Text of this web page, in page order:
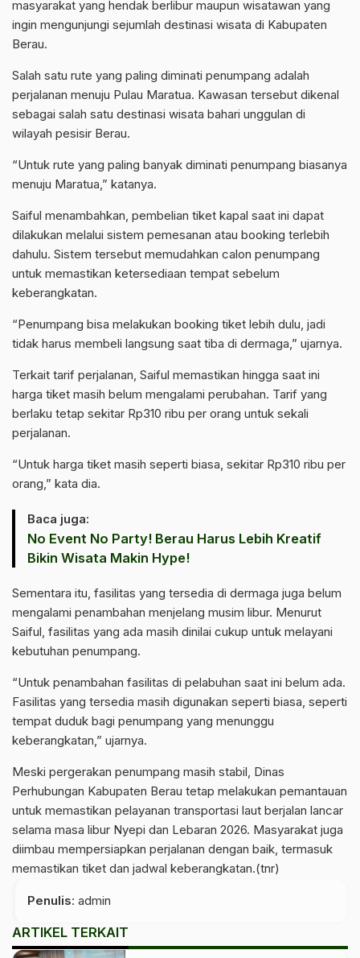
masyarakat yang hendak berlibur maupun wisatawan yang
ingin mengunjungi sejumlah destinasi wisata di Kabupaten
Berau.
Salah satu rute yang paling diminati penumpang adalah
perjalanan menuju Pulau Maratua. Kawasan tersebut dikenal
sebagai salah satu destinasi wisata bahari unggulan di
wilayah pesisir Berau.
“Untuk rute yang paling banyak diminati penumpang biasanya
menuju Maratua,” katanya.
Saiful menambahkan, pembelian tiket kapal saat ini dapat
dilakukan melalui sistem pemesanan atau booking terlebih
dahulu. Sistem tersebut memudahkan calon penumpang
untuk memastikan ketersediaan tempat sebelum
keberangkatan.
“Penumpang bisa melakukan booking tiket lebih dulu, jadi
tidak harus membeli langsung saat tiba di dermaga,” ujarnya.
Terkait tarif perjalanan, Saiful memastikan hingga saat ini
harga tiket masih belum mengalami perubahan. Tarif yang
berlaku tetap sekitar Rp310 ribu per orang untuk sekali
perjalanan.
“Untuk harga tiket masih seperti biasa, sekitar Rp310 ribu per
orang,” kata dia.
Baca juga:
No Event No Party! Berau Harus Lebih Kreatif
Bikin Wisata Makin Hype!
Sementara itu, fasilitas yang tersedia di dermaga juga belum
mengalami penambahan menjelang musim libur. Menurut
Saiful, fasilitas yang ada masih dinilai cukup untuk melayani
kebutuhan penumpang.
“Untuk penambahan fasilitas di pelabuhan saat ini belum ada.
Fasilitas yang tersedia masih digunakan seperti biasa, seperti
tempat duduk bagi penumpang yang menunggu
keberangkatan,” ujarnya.
Meski pergerakan penumpang masih stabil, Dinas
Perhubungan Kabupaten Berau tetap melakukan pemantauan
untuk memastikan pelayanan transportasi laut berjalan lancar
selama masa libur Nyepi dan Lebaran 2026. Masyarakat juga
diimbau mempersiapkan perjalanan dengan baik, termasuk
memastikan tiket dan jadwal keberangkatan.(tnr)
Penulis: admin
ARTIKEL TERKAIT